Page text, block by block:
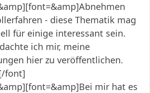
- diese Thematik mag
für einige interessant sein.
ich mir, meine
hier zu veröffentlichen.
font]
mir hat es